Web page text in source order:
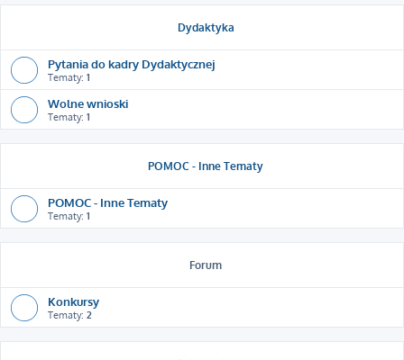
Dydaktyka
Pytania do kadry Dydaktycznej
Tematy: 1
Wolne wnioski
Tematy: 1
POMOC - Inne Tematy
POMOC - Inne Tematy
Tematy: 1
Forum
Konkursy
Tematy: 2